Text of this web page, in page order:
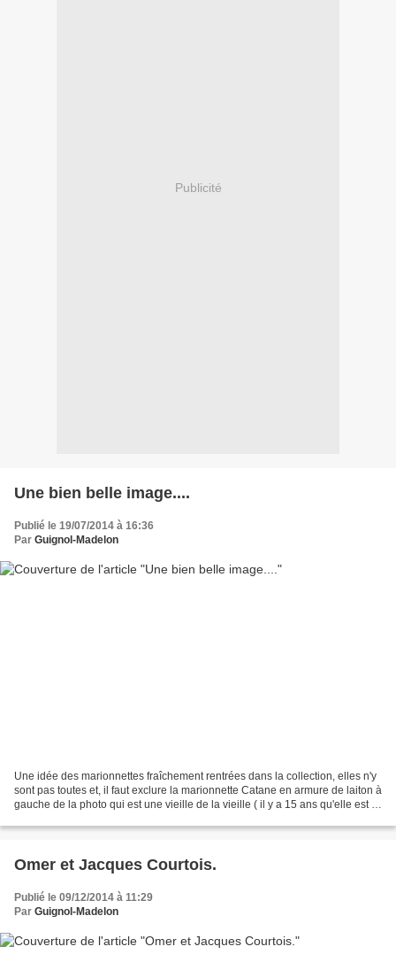
Publicité
Une bien belle image....
Publié le 19/07/2014 à 16:36
Par Guignol-Madelon
Une idée des marionnettes fraîchement rentrées dans la collection, elles n'y
sont pas toutes et, il faut exclure la marionnette Catane en armure de laiton à
gauche de la photo qui est une vieille de la vieille ( il y a 15 ans qu'elle est là
Omer et Jacques Courtois.
Publié le 09/12/2014 à 11:29
Par Guignol-Madelon